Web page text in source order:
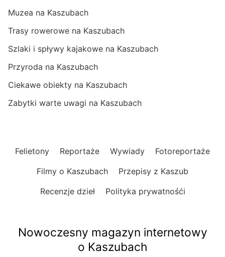
Muzea na Kaszubach
Trasy rowerowe na Kaszubach
Szlaki i spływy kajakowe na Kaszubach
Przyroda na Kaszubach
Ciekawe obiekty na Kaszubach
Zabytki warte uwagi na Kaszubach
Felietony Reportaże Wywiady
Fotoreportaże
Filmy o Kaszubach
Przepisy z Kaszub
Recenzje dzieł
Polityka prywatnośći
Nowoczesny magazyn internetowy
o Kaszubach